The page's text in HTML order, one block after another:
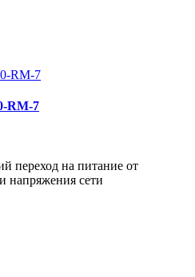
RM-7
переход на питание от
напряжения сети